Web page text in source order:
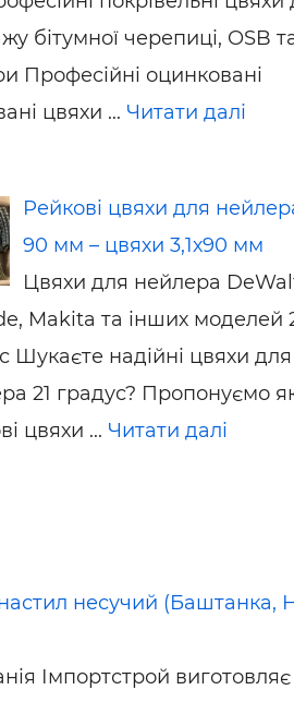
бітумної черепиці, OSB
Професійні оцинковані
цвяхи ... Читати далі
Рейкові цвяхи для
90 мм – цвяхи 3,1х90 мм
Цвяхи для нейлера
Makita та інших моделей
Шукаєте надійні цвяхи для
21 градус? Пропонуємо
цвяхи ... Читати далі
несучий (Баштанка,
Імпортстрой виготовляє